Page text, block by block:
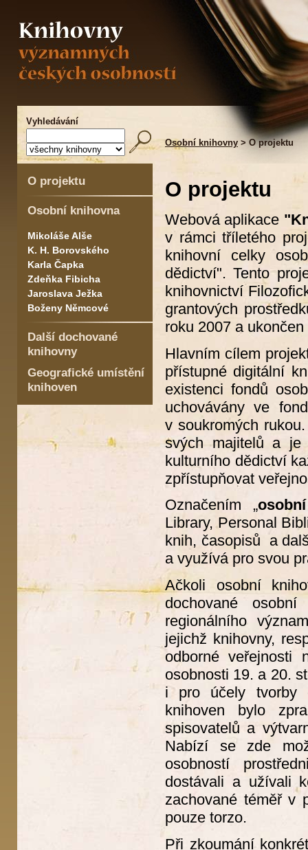
Vyhledávání
Osobní knihovny > O projektu
O projektu
Osobní knihovna
Mikoláše Alše
K. H. Borovského
Karla Čapka
Zdeňka Fibicha
Jaroslava Ježka
Boženy Němcové
Další dochované
knihovny
Geografické umístění
knihoven
O projektu
Webová aplikace
v rámci tříletého
knihovní celky
dědictví". Tento
knihovnictví
grantových
roku 2007 a
Hlavním cílem
přístupné digitální
existenci fondů
uchovávány ve
v soukromých
svých majitelů a je
kulturního dědictví
zpřístupňovat
Označením „
Library, Personal
knih, časopisů a
a využívá pro svou
Ačkoli osobní
dochované
regionálního
jejichž knihovny,
odborné veřejnosti
osobnosti 19. a 20.
i pro účely tvorby
knihoven bylo
spisovatelů a
Nabízí se zde
osobností
dostávali a užívali
zachované téměř v
pouze torzo.
Při zkoumání